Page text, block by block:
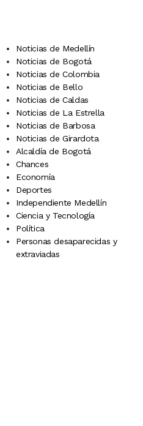
Noticias de Medellín
Noticias de Bogotá
Noticias de Colombia
Noticias de Bello
Noticias de Caldas
Noticias de La Estrella
Noticias de Barbosa
Noticias de Girardota
Alcaldía de Bogotá
Chances
Economía
Deportes
Independiente Medellín
Ciencia y Tecnología
Política
Personas desaparecidas y
extraviadas